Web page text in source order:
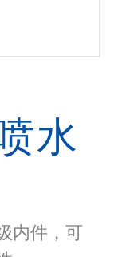
水
内件，可